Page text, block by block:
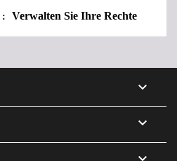
Verwalten Sie Ihre Rechte

